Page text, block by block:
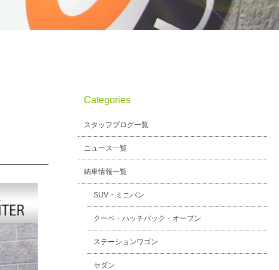
Categories
スタッフブログ一覧
ニュース一覧
納車情報一覧
SUV・ミニバン
クーペ・ハッチバック・オープン
ステーションワゴン
セダン